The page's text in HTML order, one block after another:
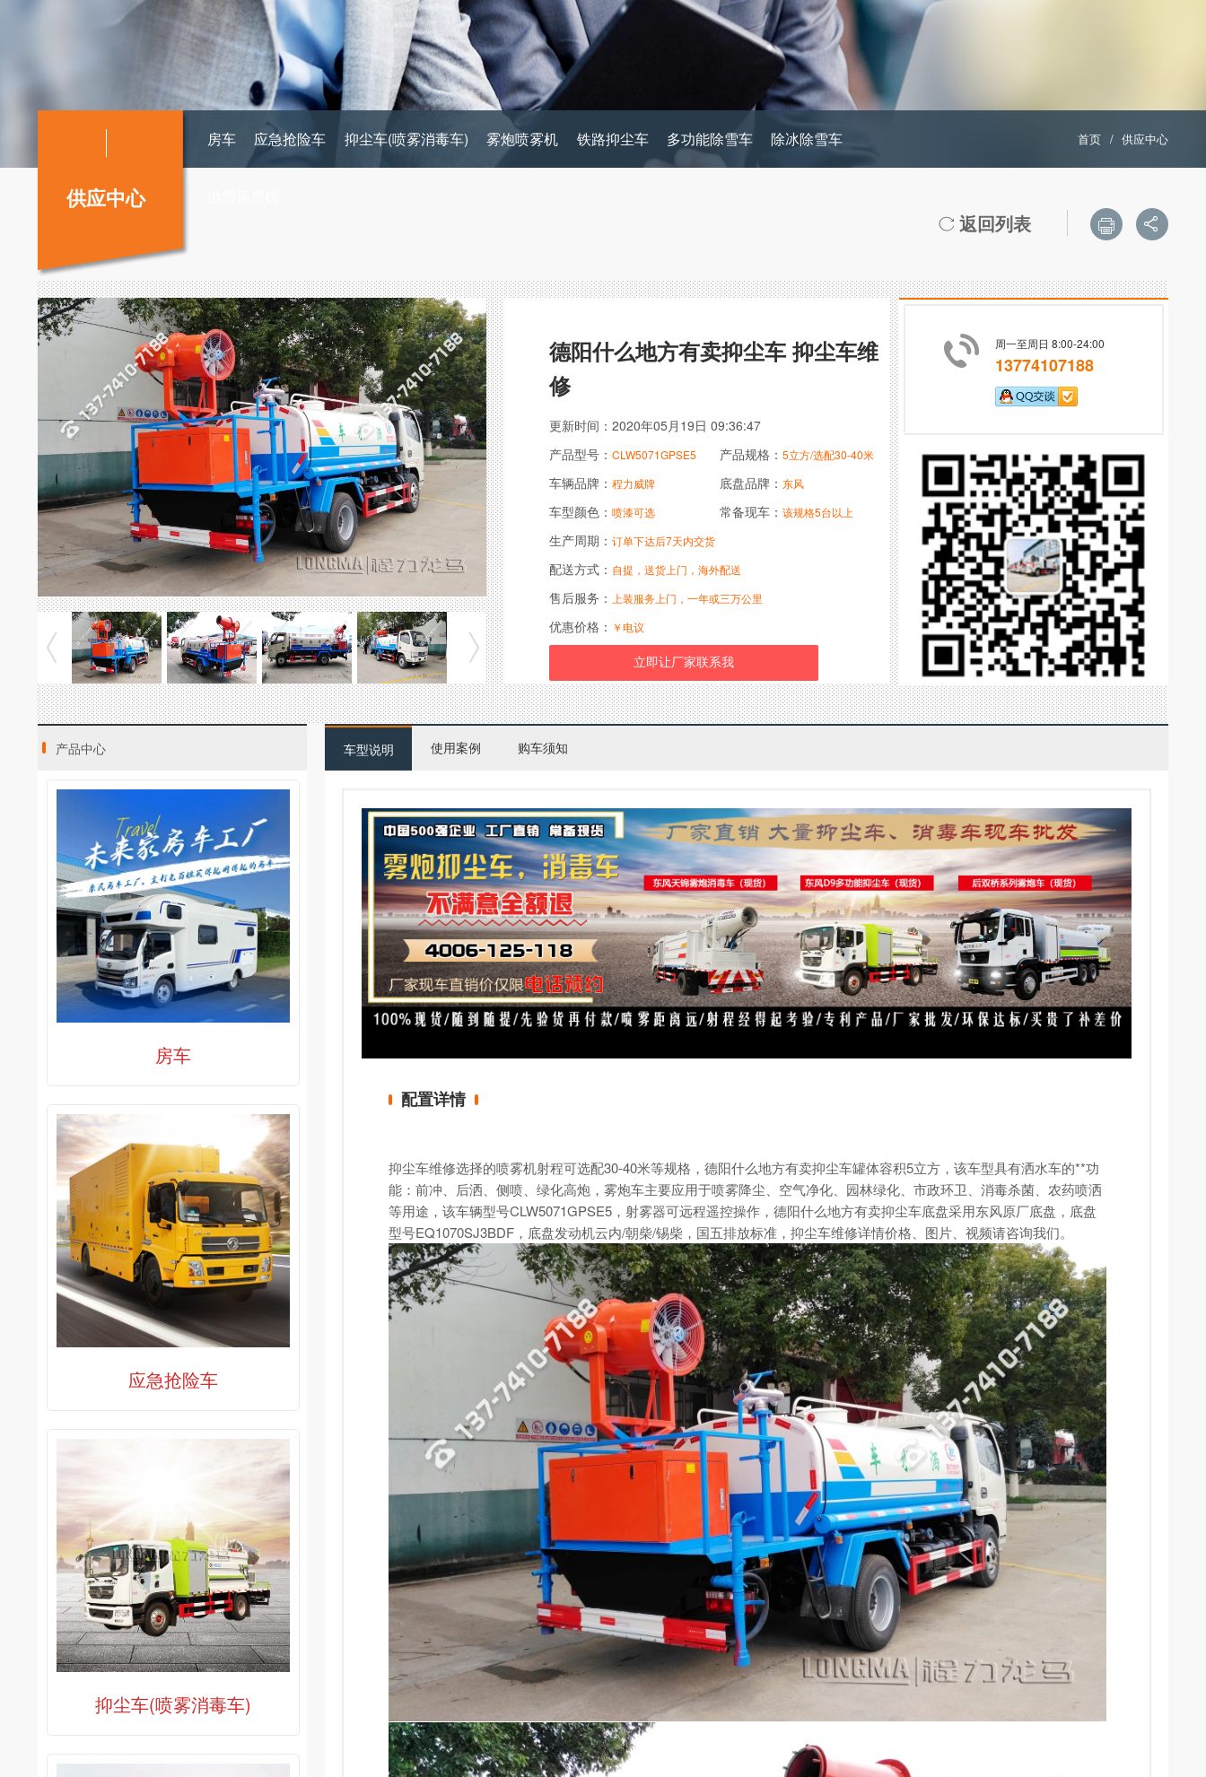
供应中心
房车 应急抢险车 抑尘车(喷雾消毒车) 雾炮喷雾机 铁路抑尘车 多功能除雪车 除冰除雪车 首页 / 供应中心
 返回列表  
德阳什么地方有卖抑尘车 抑尘车维
修
更新时间：2020年05月19日 09:36:47
产品型号： CLW5071GPSE5 产品规格： 5立方/选配30-40米
车辆品牌： 程力威牌 底盘品牌： 东风
车型颜色： 喷漆可选 常备现车： 该规格5台以上
生产周期： 订单下达后7天内交货
配送方式： 自提，送货上门，海外配送
售后服务： 上装服务上门，一年或三万公里
优惠价格： ￥电议
周一至周日 8:00-24:00
13774107188
产品中心
房车
应急抢险车
抑尘车(喷雾消毒车)
车型说明 使用案例 购车须知
配置详情
抑尘车维修选择的喷雾机射程可选配30-40米等规格，德阳什么地方有卖抑尘车罐体容积5立方，该车型具有洒水车的**功
能：前冲、后洒、侧喷、绿化高炮， 雾炮车主要应用于喷雾降尘、空气净化、园林绿化、市政环卫、消毒杀菌、农药喷洒
等用途，该车辆型号CLW5071GPSE5，射雾器可远程遥控操作，德阳什么地方有卖抑尘车底盘采用东风原厂底盘，底盘
型号EQ1070SJ3BDF，底盘发动机云内/朝柴/锡柴，国五排放标准，抑尘车维修详情价格、图片、视频请咨询我们。